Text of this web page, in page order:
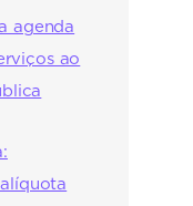
agenda
ao